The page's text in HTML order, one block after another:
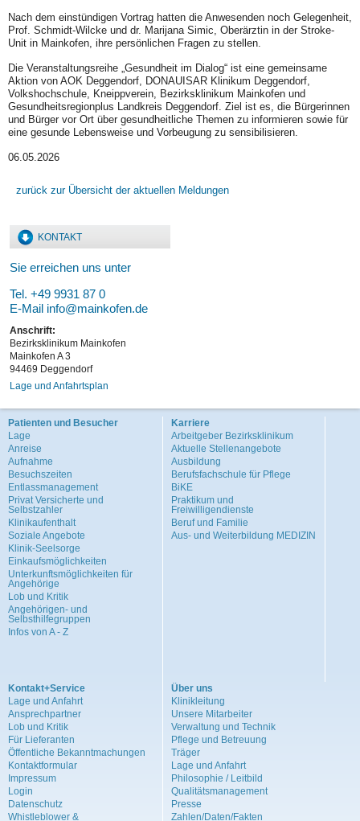
Nach dem einstündigen Vortrag hatten die Anwesenden noch Gelegenheit,
Prof. Schmidt-Wilcke und dr. Marijana Simic, Oberärztin in der Stroke-
Unit in Mainkofen, ihre persönlichen Fragen zu stellen.
Die Veranstaltungsreihe „Gesundheit im Dialog“ ist eine gemeinsame
Aktion von AOK Deggendorf, DONAUISAR Klinikum Deggendorf,
Volkshochschule, Kneippverein, Bezirksklinikum Mainkofen und
Gesundheitsregionplus Landkreis Deggendorf. Ziel ist es, die Bürgerinnen
und Bürger vor Ort über gesundheitliche Themen zu informieren sowie für
eine gesunde Lebensweise und Vorbeugung zu sensibilisieren.
06.05.2026
zurück zur Übersicht der aktuellen Meldungen
KONTAKT
Sie erreichen uns unter
Tel. +49 9931 87 0
E-Mail info@mainkofen.de
Anschrift:
Bezirksklinikum Mainkofen
Mainkofen A 3
94469 Deggendorf
Lage und Anfahrtsplan
Patienten und Besucher
Lage
Anreise
Aufnahme
Besuchszeiten
Entlassmanagement
Privat Versicherte und
Selbstzahler
Klinikaufenthalt
Soziale Angebote
Klinik-Seelsorge
Einkaufsmöglichkeiten
Unterkunftsmöglichkeiten für
Angehörige
Lob und Kritik
Angehörigen- und
Selbsthilfegruppen
Infos von A - Z
Karriere
Arbeitgeber Bezirksklinikum
Aktuelle Stellenangebote
Ausbildung
Berufsfachschule für Pflege
BiKE
Praktikum und
Freiwilligendienste
Beruf und Familie
Aus- und Weiterbildung MEDIZIN
Kontakt+Service
Lage und Anfahrt
Ansprechpartner
Lob und Kritik
Für Lieferanten
Öffentliche Bekanntmachungen
Kontaktformular
Impressum
Login
Datenschutz
Whistleblower &
Über uns
Klinikleitung
Unsere Mitarbeiter
Verwaltung und Technik
Pflege und Betreuung
Träger
Lage und Anfahrt
Philosophie / Leitbild
Qualitätsmanagement
Presse
Zahlen/Daten/Fakten